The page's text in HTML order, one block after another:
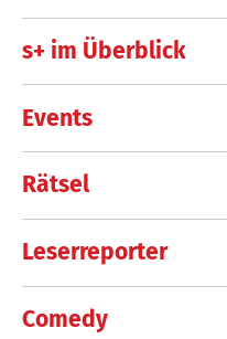
s+ im Überblick
Events
Rätsel
Leserreporter
Comedy